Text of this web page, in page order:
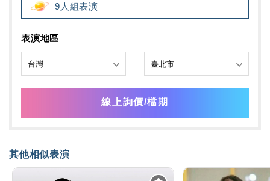
9人組表演
表演地區
線上詢價/檔期
其他相似表演